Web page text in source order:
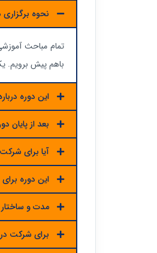
نحوه
باهم پیش برویم. یک کلاس 6 ساعته حضوری هم نیزطبق برنامه زمانی با
این دوره
بعد از پایان
آیا برای
این دوره
مدت و
برای شرکت در